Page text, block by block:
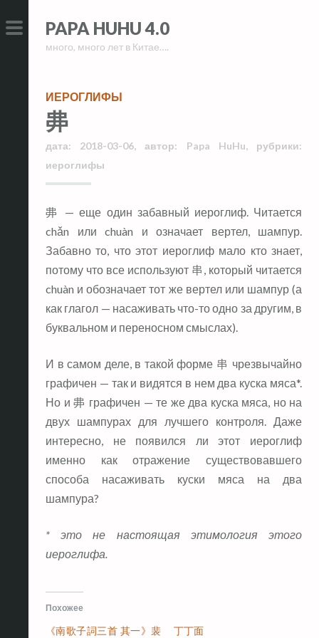
to
PRIMARY
to
PAPA HUHU 4.0
много, много лет в Китае….
ИЕРОГЛИФЫ
丳
дата: 2018-03-06, автор: Papa HuHu,рубрики:
иероглифы
丳 — еще один забавный иероглиф. Читается
chǎn или chuàn и означает вертел, шампур.
Забавно то, что этот иероглиф мало кто знает,
потому что все используют 串, который читается
chuàn и обозначает тот же вертел или шампур (а
как глагол — насаживать что-то одно за другим, в
буквальном и переносном смыслах).
И в самом деле, в такой форме 串 чрезвычайно
графичен — так и видятся в нем два куска мяса*.
Но и 丳 графичен — те же два куска мяса, но на
двух шампурах для лучшего контроля. Даже
интересно, не появился ли этот иероглиф
именно как отражение существовавшего
способа насаживать куски мяса на два
шампура?
* это не настоящая этимология этого
иероглифа.
Похожее
《南歌子詞三首 其一》裴 丁丁面